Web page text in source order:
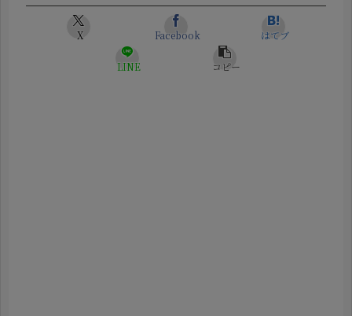
X Facebook はてブ
LINE コピー